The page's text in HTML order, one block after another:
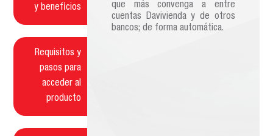
y beneficios
Requisitos y
pasos para
acceder al
producto
que más convenga a entre
cuentas Davivienda y de otros
bancos; de forma automática.